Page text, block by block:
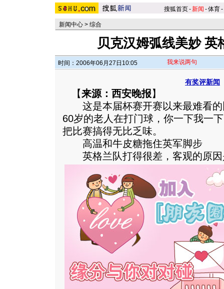
搜狐首页-新闻 -体育-
新闻中心 > 综合
贝克汉姆弧线美妙 英
时间：2006年06月27日10:05 我来说两句
有奖评新闻
【来源：西安晚报】
这是本届杯赛开赛以来最难看的
60岁的老人在打门球，你一下我一
把比赛搞得无比乏味。
高温和牛皮糖拖住英军脚步
英格兰队打得很差，客观的原因